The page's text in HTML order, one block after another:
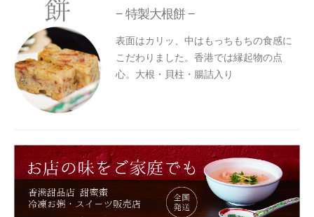
− 特製大根餅 −
表面はカリッ、中はもっちもちの食感に
こだわりました。香港では縁起物の点
心。大根・貝柱・腸詰入り